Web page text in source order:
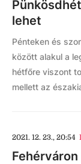
lehet
Pénteken és
között alakul a
hétfőre viszont
mellett az
2021. 12. 23., 20:54